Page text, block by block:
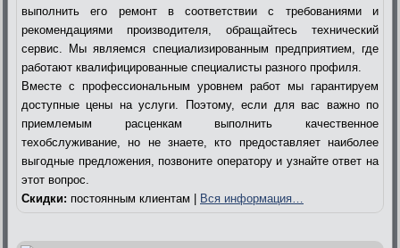
выполнить его ремонт в соответствии с требованиями и
рекомендациями производителя, обращайтесь технический
сервис. Мы являемся специализированным предприятием, где
работают квалифицированные специалисты разного профиля.
Вместе с профессиональным уровнем работ мы гарантируем
доступные цены на услуги. Поэтому, если для вас важно по
приемлемым расценкам выполнить качественное
техобслуживание, но не знаете, кто предоставляет наиболее
выгодные предложения, позвоните оператору и узнайте ответ на
этот вопрос.
Скидки: постоянным клиентам | Вся информация…